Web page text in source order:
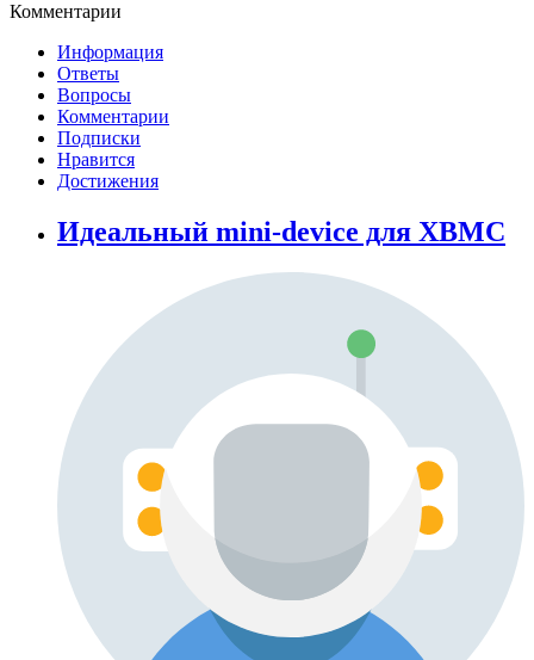
Комментарии
Информация
Ответы
Вопросы
Комментарии
Подписки
Нравится
Достижения
Идеальный mini-device для XBMC